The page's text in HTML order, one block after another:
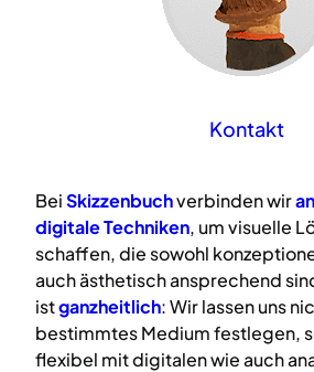
Kontakt
BeiSkizzenbuchverbinden wir
digitaleTechniken, um visuelle
schaffen, die sowohl
auch ästhetisch ansprechend
istganzheitlich: Wir lassen uns
bestimmtes Medium festlegen,
flexibel mit digitalen wie auch